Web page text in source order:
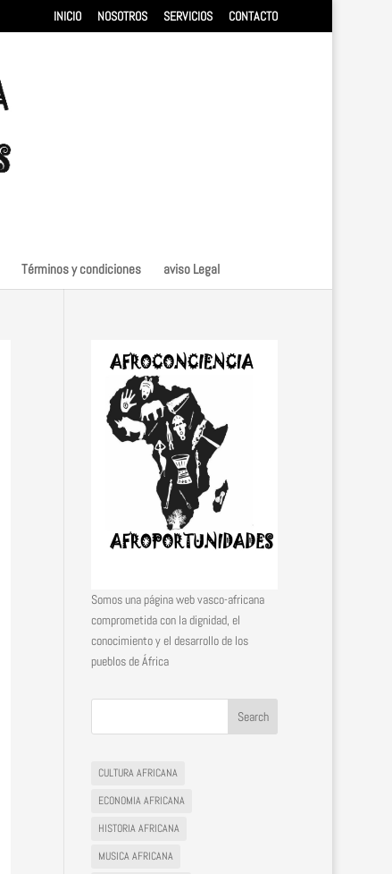
INICIO NOSOTROS SERVICIOS CONTACTO
Términos y condiciones aviso Legal
Somos una página web vasco-africana
comprometida con la dignidad, el
conocimiento y el desarrollo de los
pueblos de África
CULTURA AFRICANA
ECONOMIA AFRICANA
HISTORIA AFRICANA
MUSICA AFRICANA